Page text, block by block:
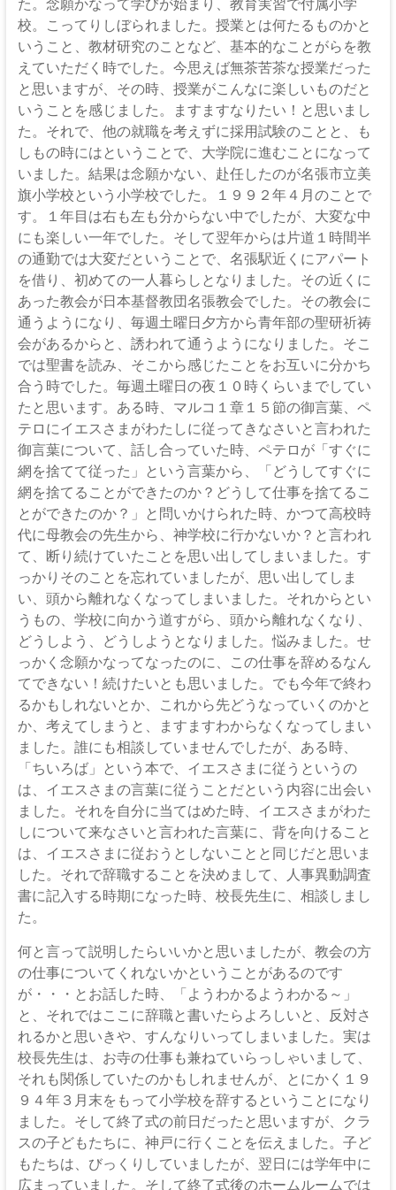
校。こってりしぼられました。授業とは何たるものかと
いうこと、教材研究のことなど、基本的なことがらを教
えていただく時でした。今思えば無茶苦茶な授業だった
と思いますが、その時、授業がこんなに楽しいものだと
いうことを感じました。ますますなりたい！と思いまし
た。それで、他の就職を考えずに採用試験のことと、も
しもの時にはということで、大学院に進むことになって
いました。結果は念願かない、赴任したのが名張市立美
旗小学校という小学校でした。１９９２年４月のことで
す。１年目は右も左も分からない中でしたが、大変な中
にも楽しい一年でした。そして翌年からは片道１時間半
の通勤では大変だということで、名張駅近くにアパート
を借り、初めての一人暮らしとなりました。その近くに
あった教会が日本基督教団名張教会でした。その教会に
通うようになり、毎週土曜日夕方から青年部の聖研祈祷
会があるからと、誘われて通うようになりました。そこ
では聖書を読み、そこから感じたことをお互いに分かち
合う時でした。毎週土曜日の夜１０時くらいまでしてい
たと思います。ある時、マルコ１章１５節の御言葉、ペ
テロにイエスさまがわたしに従ってきなさいと言われた
御言葉について、話し合っていた時、ペテロが「すぐに
網を捨てて従った」という言葉から、「どうしてすぐに
網を捨てることができたのか？どうして仕事を捨てるこ
とができたのか？」と問いかけられた時、かつて高校時
代に母教会の先生から、神学校に行かないか？と言われ
て、断り続けていたことを思い出してしまいました。す
っかりそのことを忘れていましたが、思い出してしま
い、頭から離れなくなってしまいました。それからとい
うもの、学校に向かう道すがら、頭から離れなくなり、
どうしよう、どうしようとなりました。悩みました。せ
っかく念願かなってなったのに、この仕事を辞めるなん
てできない！続けたいとも思いました。でも今年で終わ
るかもしれないとか、これから先どうなっていくのかと
か、考えてしまうと、ますますわからなくなってしまい
ました。誰にも相談していませんでしたが、ある時、
「ちいろば」という本で、イエスさまに従うというの
は、イエスさまの言葉に従うことだという内容に出会い
ました。それを自分に当てはめた時、イエスさまがわた
しについて来なさいと言われた言葉に、背を向けること
は、イエスさまに従おうとしないことと同じだと思いま
した。それで辞職することを決めまして、人事異動調査
書に記入する時期になった時、校長先生に、相談しまし
た。
何と言って説明したらいいかと思いましたが、教会の方
の仕事についてくれないかということがあるのです
が・・・とお話した時、「ようわかるようわかる～」
と、それではここに辞職と書いたらよろしいと、反対さ
れるかと思いきや、すんなりいってしまいました。実は
校長先生は、お寺の仕事も兼ねていらっしゃいまして、
それも関係していたのかもしれませんが、とにかく１９
９４年３月末をもって小学校を辞するということになり
ました。そして終了式の前日だったと思いますが、クラ
スの子どもたちに、神戸に行くことを伝えました。子ど
もたちは、びっくりしていましたが、翌日には学年中に
広まっていました。そして終了式後のホームルームでは